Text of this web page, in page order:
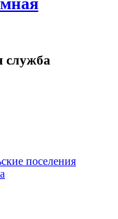
служба
поселения